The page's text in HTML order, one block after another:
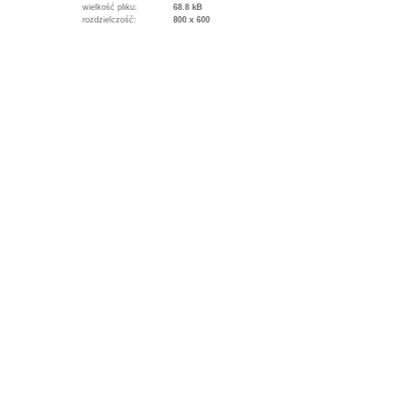
wielkość pliku:
68.8 kB
rozdzielczość:
800 x 600